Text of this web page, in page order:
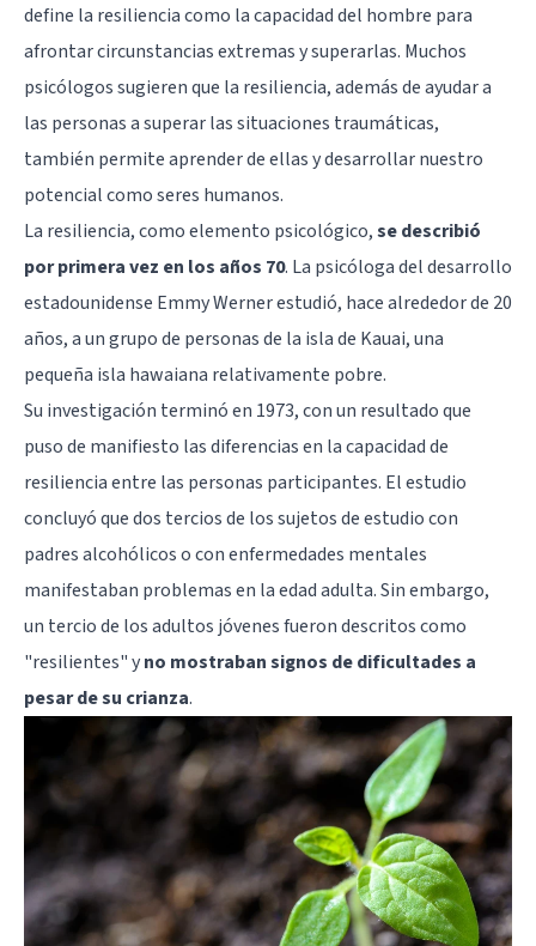
define la resiliencia como la capacidad del hombre para
afrontar circunstancias extremas y superarlas. Muchos
psicólogos sugieren que la resiliencia, además de ayudar a
las personas a superar las situaciones traumáticas,
también permite aprender de ellas y desarrollar nuestro
potencial como seres humanos.
La resiliencia, como elemento psicológico,se describió
por primera vez en los años 70. La psicóloga del desarrollo
estadounidense Emmy Werner estudió, hace alrededor de 20
años, a un grupo de personas de la isla de Kauai, una
pequeña isla hawaiana relativamente pobre.
Su investigación terminó en 1973, con un resultado que
puso de manifiesto las diferencias en la capacidad de
resiliencia entre las personas participantes. El estudio
concluyó que dos tercios de los sujetos de estudio con
padres alcohólicos o con enfermedades mentales
manifestaban problemas en la edad adulta. Sin embargo,
un tercio de los adultos jóvenes fueron descritos como
"resilientes" yno mostraban signos de dificultades a
pesar de su crianza.